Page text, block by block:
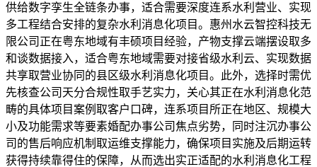
供给数字孪生全链条办事，适合需要深度连系水利营业、实现
多工程结合安排的复杂水利消息化项目。惠州水云智控科技无
限公司正在粤东地域有丰硕项目经验，产物支撑云端摆设取多
和谈数据接入，适合粤东地域需要对接省级水利云、实现数据
共享取营业协同的县区级水利消息化项目。此外，选择时需优
先核查公司天分合规性取手艺实力，关心其正在水利消息化范
畴的具体项目案例取客户口碑，连系项目所正在地区、规模大
小及功能需求等要素婚配办事公司焦点劣势，同时注沉办事公
司的售后响应机制取运维支撑能力，确保项目实施及后期运转
获得持续靠得住的保障，从而选出实正适配的水利消息化工程